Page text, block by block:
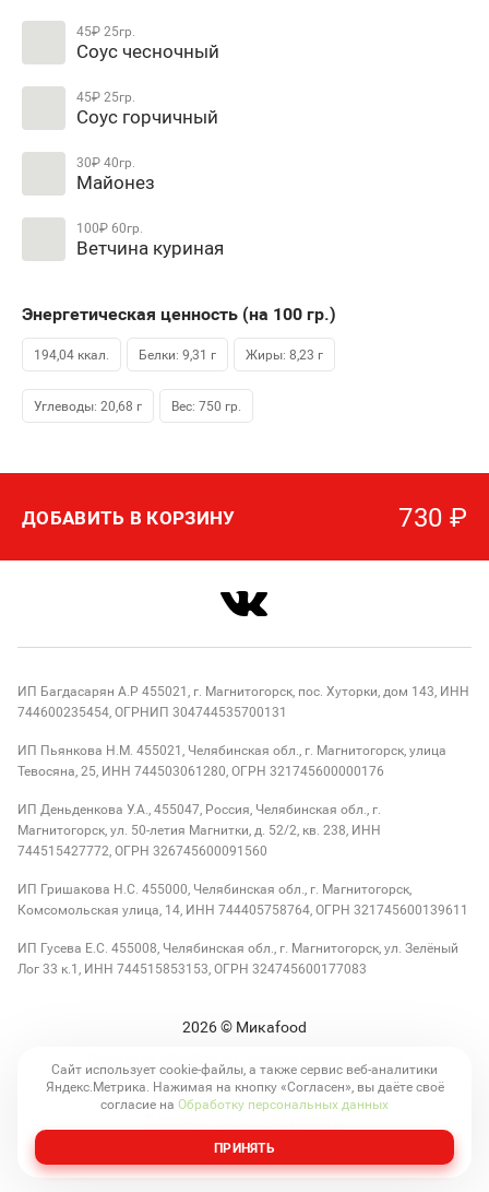
Сайт использует cookie-файлы, а также сервис веб-аналитики
Яндекс.Метрика. Нажимая на кнопку «Согласен», вы даёте своё
согласие на Обработку персональных данных
ПРИНЯТЬ
45₽25гр.
Соус чесночный
45₽25гр.
Соус горчичный
30₽40гр.
Майонез
100₽60гр.
Ветчина куриная
Энергетическая ценность (на 100гр.)
194,04 ккал. Белки: 9,31 г Жиры: 8,23 г
Углеводы: 20,68 г Вес: 750 гр.
ДОБАВИТЬ В КОРЗИНУ 730 ₽
ИП Багдасарян А.Р 455021, г. Магнитогорск, пос. Хуторки, дом 143, ИНН
744600235454, ОГРНИП 304744535700131
ИП Пьянкова Н.М. 455021, Челябинская обл., г. Магнитогорск, улица
Тевосяна, 25, ИНН 744503061280, ОГРН 321745600000176
ИП Деньденкова У.А., 455047, Россия, Челябинская обл., г.
Магнитогорск, ул. 50-летия Магнитки, д. 52/2, кв. 238, ИНН
744515427772, ОГРН 326745600091560
ИП Гришакова Н.С. 455000, Челябинская обл., г. Магнитогорск,
Комсомольская улица, 14, ИНН 744405758764, ОГРН 321745600139611
ИП Гусева Е.С. 455008, Челябинская обл., г. Магнитогорск, ул. Зелёный
Лог 33 к.1, ИНН 744515853153, ОГРН 324745600177083
2026© Микаfood
Согласие на обработку персональных данных
Сделано в kolibri.studio